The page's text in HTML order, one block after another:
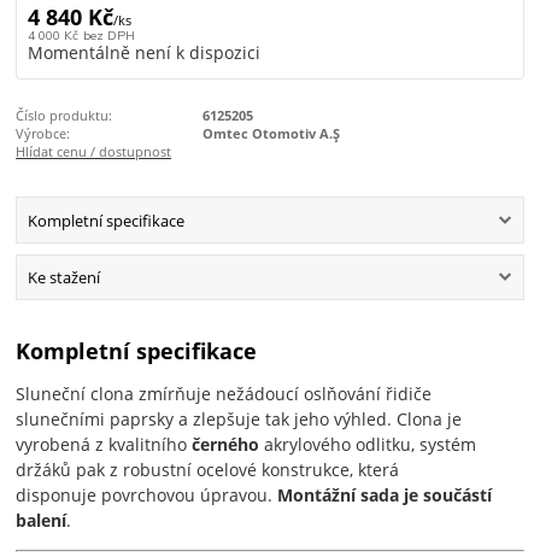
4 840 Kč/ks
4 000 Kč bez DPH
Momentálně není k dispozici
Číslo produktu:
6125205
Výrobce:
Omtec Otomotiv A.Ş
Hlídat cenu / dostupnost
Kompletní specifikace
Ke stažení
Kompletní specifikace
Sluneční clona zmírňuje nežádoucí oslňování řidiče
slunečními paprsky a zlepšuje tak jeho výhled. Clona je
vyrobená z kvalitníhočerného akrylového odlitku, systém
držáků pak z robustní ocelové konstrukce, která
disponuje povrchovou úpravou. Montážní sada je součástí
balení.